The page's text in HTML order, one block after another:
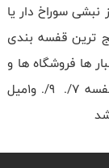
سوراخ دار یا
ترین قفسه بندی
ها فروشگاه ها و
مراکز اموزشی و اداری می باشد. *ضخامت این قفسه 7/. 9/. و1میل